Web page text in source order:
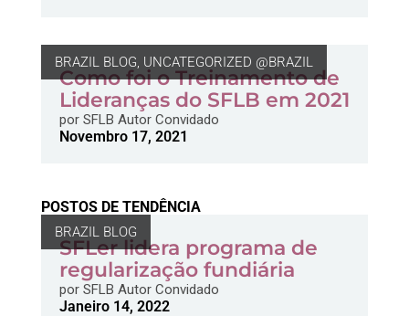
BRAZIL BLOG, UNCATEGORIZED @BRAZIL
Como foi o Treinamento de
Lideranças do SFLB em 2021
porSFLB Autor Convidado
Novembro 17, 2021
POSTOS DE TENDÊNCIA
BRAZIL BLOG
SFLer lidera programa de
regularização fundiária
porSFLB Autor Convidado
Janeiro 14, 2022